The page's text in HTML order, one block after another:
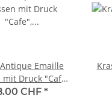
Emaille
mit Druck "Cafe",
altrosa
CHF *